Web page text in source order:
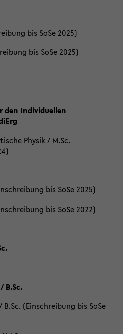
bis SoSe 2025)
bis SoSe 2025)
den Individuellen
Physik / M.Sc.
bis SoSe 2025)
bis SoSe 2022)
B.Sc.
(Einschreibung bis SoSe